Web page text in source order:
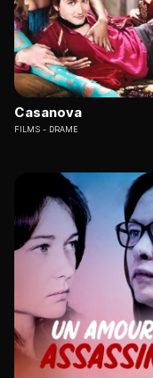
Casanova
FILMS DRAME